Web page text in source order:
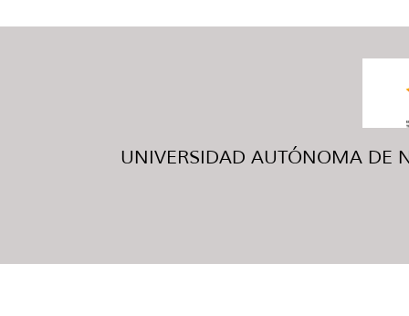
UNIVERSIDAD AUTÓNOMA DE